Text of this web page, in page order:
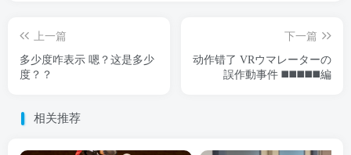
上一篇
多少度咋表示 嗯？这是多少
度？？
下一篇
动作错了 VRウマレーターの
誤作動事件 ◼️◼️◼️◼️◼️編
相关推荐